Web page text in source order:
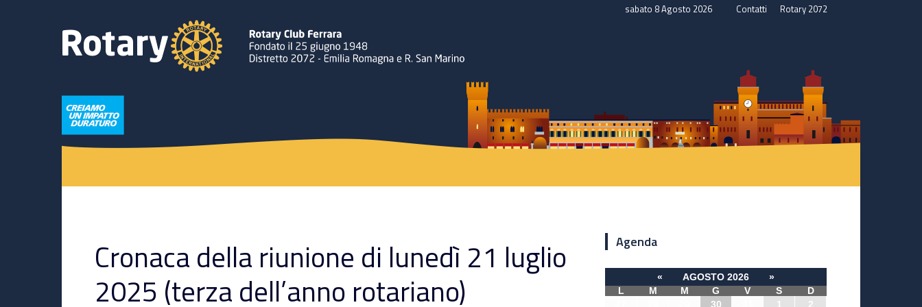
sabato 8 Agosto 2026 Contatti Rotary 2072
Ferrara
Cronaca della riunione di lunedì 21 luglio
2025 (terza dell’anno rotariano)
Agenda
« AGOSTO 2026
»
L
M M G V S
D
30 1 2